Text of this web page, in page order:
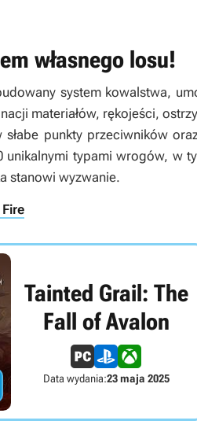
własnego losu!
system kowalstwa,
materiałów, rękojeści,
punkty przeciwników
typami wrogów, w
stanowi wyzwanie.
Tainted Grail: The
Fall of Avalon
Data wydania:23 maja 2025